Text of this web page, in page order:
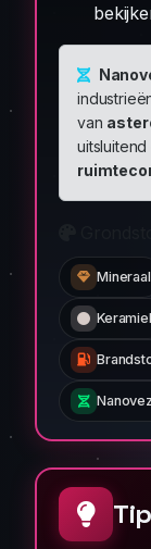
van
Mineraal